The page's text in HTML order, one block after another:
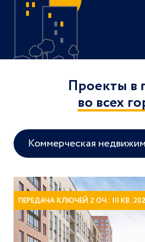
Проекты в
во всех
во всех
в Москве и
Коммерческая
ПЕРЕДАЧА КЛЮЧЕЙ 2 ОЧ.: III КВ.